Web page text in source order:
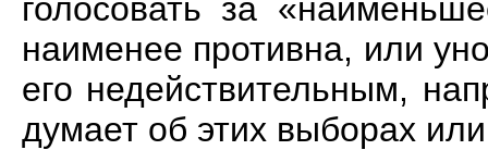
голосовать за
наименее противна, или
его недействительным,
думает об этих выборах